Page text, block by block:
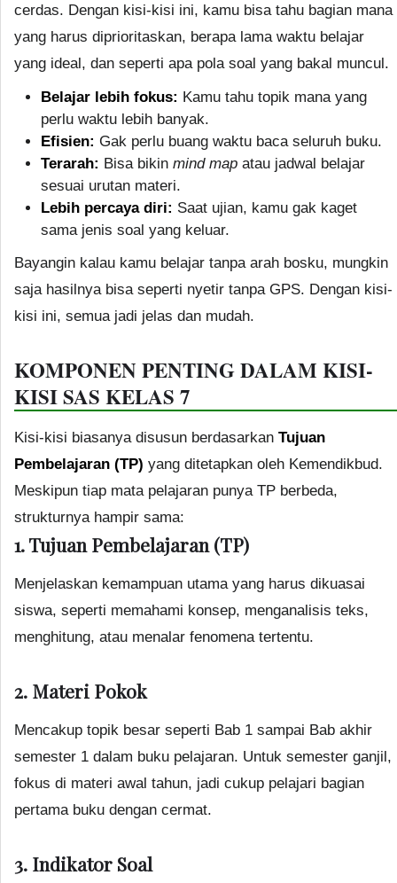
cerdas. Dengan kisi-kisi ini, kamu bisa tahu bagian mana
yang harus diprioritaskan, berapa lama waktu belajar
yang ideal, dan seperti apa pola soal yang bakal muncul.
Belajar lebih fokus: Kamu tahu topik mana yang
perlu waktu lebih banyak.
Efisien: Gak perlu buang waktu baca seluruh buku.
Terarah: Bisa bikin mind map atau jadwal belajar
sesuai urutan materi.
Lebih percaya diri: Saat ujian, kamu gak kaget
sama jenis soal yang keluar.
Bayangin kalau kamu belajar tanpa arah bosku, mungkin
saja hasilnya bisa seperti nyetir tanpa GPS. Dengan kisi-
kisi ini, semua jadi jelas dan mudah.
KOMPONEN PENTING DALAM KISI-
KISI SAS KELAS 7
Kisi-kisi biasanya disusun berdasarkan Tujuan
Pembelajaran (TP) yang ditetapkan oleh Kemendikbud.
Meskipun tiap mata pelajaran punya TP berbeda,
strukturnya hampir sama:
1. Tujuan Pembelajaran (TP)
Menjelaskan kemampuan utama yang harus dikuasai
siswa, seperti memahami konsep, menganalisis teks,
menghitung, atau menalar fenomena tertentu.
2. Materi Pokok
Mencakup topik besar seperti Bab 1 sampai Bab akhir
semester 1 dalam buku pelajaran. Untuk semester ganjil,
fokus di materi awal tahun, jadi cukup pelajari bagian
pertama buku dengan cermat.
3. Indikator Soal